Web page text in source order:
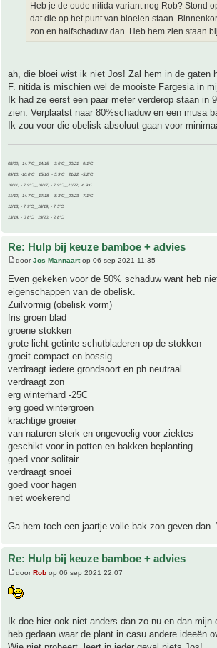
Heb je de oude nitida variant nog Rob? Stond
dat die op het punt van bloeien staan.
zon en halfschaduw dan. Heb hem zien staan
ah, die bloei wist ik niet Jos! Zal hem in de gaten
F. nitida is mischien wel de mooiste Fargesia in
Ik had ze eerst een paar meter verderop staan
zien. Verplaatst naar 80%schaduw en een musa
Ik zou voor die obelisk absoluut gaan voor
08/09, -14.7°C__14/15, - 3.6°C__20/21, -9.1°C
09/10, -10.0°C__15/16, - 5.9°C__21/22, -5.2°C
10/11, - 7.9°C__16/17, - 7.9°C__21/22, -6.9°C
11/12, -14.7°C__17/18, - 8.3°C__22/23, -7.1°C
12/13, - 7.9°C__18/19, - 7.5°C
13/14, - 0.8°C__19/20, - 2.8°C
Re: Hulp bij keuze bamboe + advies
doorJos Mannaartop 06 sep 2021 11:35
Even gekeken voor de 50% schaduw want heb
eigenschappen van de obelisk.
Zuilvormig (obelisk vorm)
fris groen blad
groene stokken
grote licht getinte schutbladeren op de stokken
groeit compact en bossig
verdraagt iedere grondsoort en ph neutraal
verdraagt zon
erg winterhard -25C
erg goed wintergroen
krachtige groeier
van naturen sterk en ongevoelig voor ziektes
geschikt voor in potten en bakken beplanting
goed voor solitair
verdraagt snoei
goed voor hagen
niet woekerend
Ga hem toch een jaartje volle bak zon geven
Re: Hulp bij keuze bamboe + advies
doorRob op 06 sep 2021 22:07
Ik doe hier ook niet anders dan zo nu en dan
heb gedaan waar de plant in casu andere ideeën